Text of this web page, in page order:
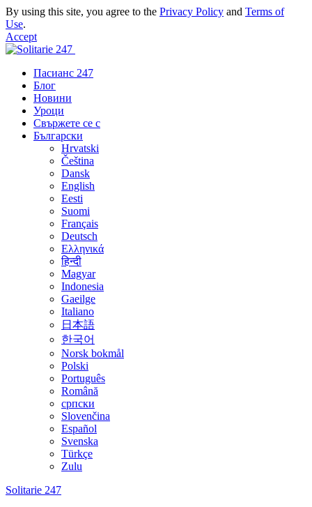
By using this site, you agree to the Privacy Policy and Terms of
Use.
Accept
Пасианс 247
Блог
Новини
Уроци
Свържете се с
Български
Hrvatski
Čeština
Dansk
English
Eesti
Suomi
Français
Deutsch
Ελληνικά
हिन्दी
Magyar
Indonesia
Gaeilge
Italiano
日本語
한국어
Norsk bokmål
Polski
Português
Română
српски
Slovenčina
Español
Svenska
Türkçe
Zulu
Solitarie 247